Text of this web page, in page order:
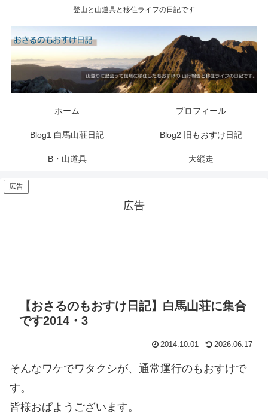
登山と山道具と移住ライフの日記です
ホーム プロフィール
Blog1 白馬山荘日記 Blog2 旧もおすけ日記
B・山道具 大縦走
広告
広告
【おさるのもおすけ日記】白馬山荘に集合
です2014・3
2014.10.01 2026.06.17
そんなワケでワタクシが、通常運行のもおすけで
す。
皆様おぱようございます。